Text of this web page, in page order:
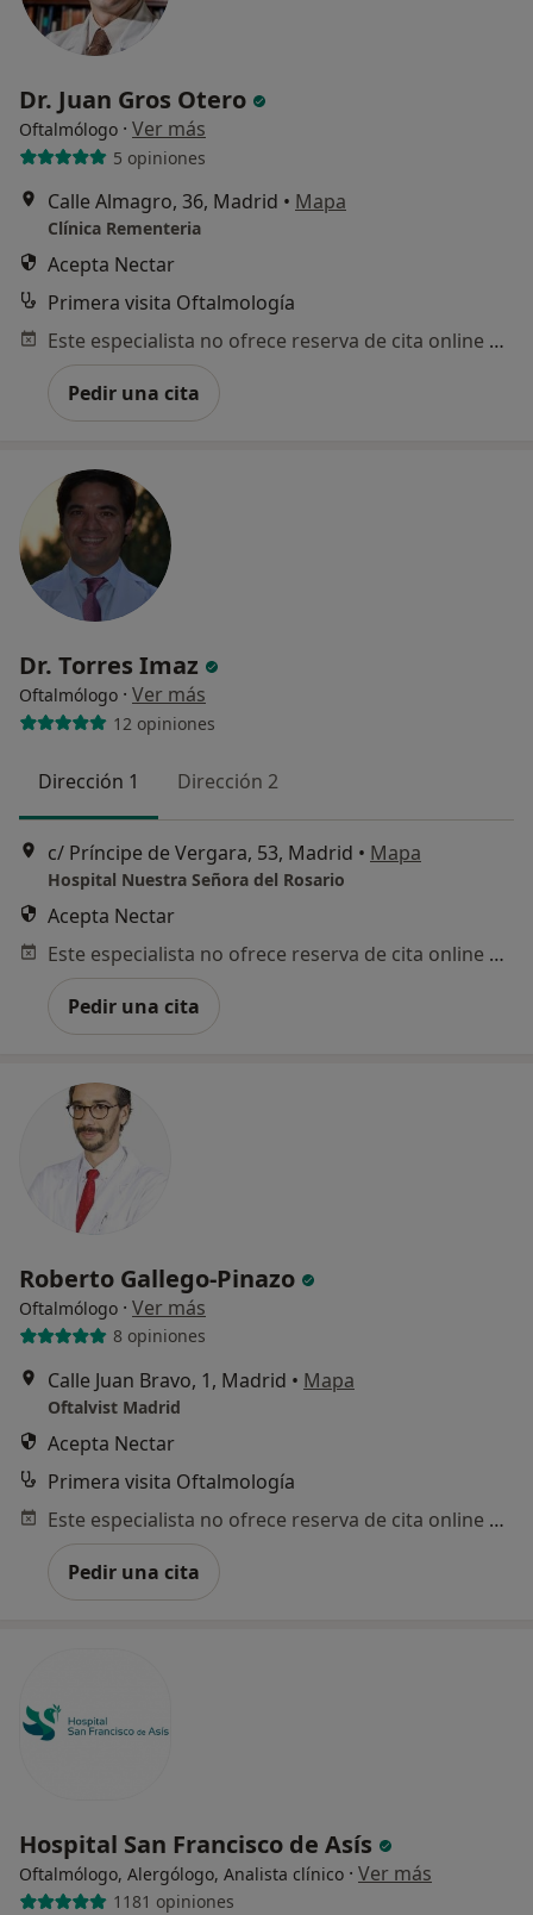
Dr. Juan Gros Otero
Oftalmólogo · Ver más
5 opiniones
Calle Almagro, 36, Madrid • Mapa
Clínica Rementeria
Acepta Nectar
Primera visita Oftalmología
Este especialista no ofrece reserva de cita online en esta dirección.
Pedir una cita
Dr. Torres Imaz
Oftalmólogo · Ver más
12 opiniones
Dirección 1 Dirección 2
c/ Príncipe de Vergara, 53, Madrid • Mapa
Hospital Nuestra Señora del Rosario
Acepta Nectar
Este especialista no ofrece reserva de cita online en esta dirección.
Pedir una cita
Roberto Gallego-Pinazo
Oftalmólogo · Ver más
8 opiniones
Calle Juan Bravo, 1, Madrid • Mapa
Oftalvist Madrid
Acepta Nectar
Primera visita Oftalmología
Este especialista no ofrece reserva de cita online en esta dirección.
Pedir una cita
Hospital San Francisco de Asís
Oftalmólogo, Alergólogo, Analista clínico · Ver más
1181 opiniones